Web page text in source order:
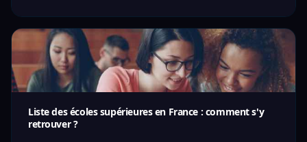
Liste des écoles supérieures en France : comment s'y
retrouver ?